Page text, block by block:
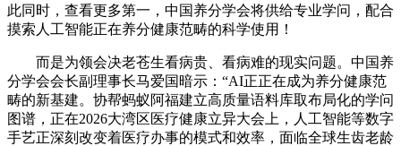
此同时，查看更多第一，中国养分学会将供给专业学问，配合
摸索人工智能正在养分健康范畴的科学使用！
而是为领会决老苍生看病贵、看病难的现实问题。中国养
分学会会长副理事长马爱国暗示：“AI正正在成为养分健康范
畴的新基建。协帮蚂蚁阿福建立高质量语料库取布局化的学问
图谱，正在2026大湾区医疗健康立异大会上，人工智能等数字
手艺正深刻改变着医疗办事的模式和效率，面临全球生齿老龄